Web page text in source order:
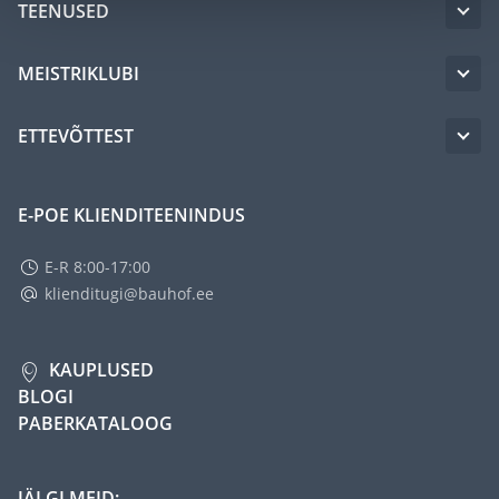
TEENUSED
MEISTRIKLUBI
ETTEVÕTTEST
E-POE KLIENDITEENINDUS
E-R 8:00-17:00
klienditugi@bauhof.ee
KAUPLUSED
BLOGI
PABERKATALOOG